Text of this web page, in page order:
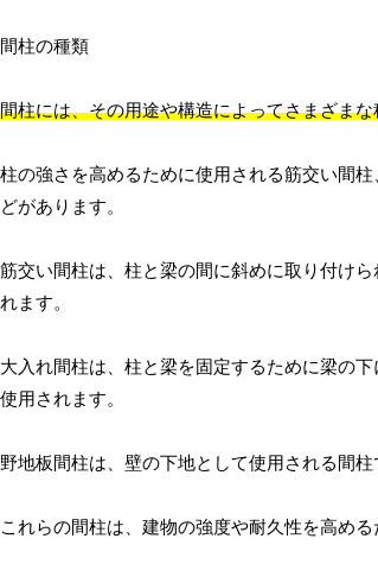
間柱の種類
間柱には、その用途や構造によってさまざま
柱の強さを高めるために使用される筋交い間
どがあります。
筋交い間柱は、柱と梁の間に斜めに取り付け
れます。
大入れ間柱は、柱と梁を固定するために梁の
使用されます。
野地板間柱は、壁の下地として使用される間
これらの間柱は、建物の強度や耐久性を高め